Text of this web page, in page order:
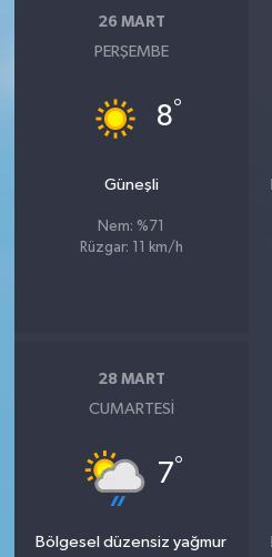
26 MART
PERŞEMBE
8°
Güneşli
Nem: %71
Rüzgar: 11 km/h
28 MART
CUMARTESI
7°
Bölgesel düzensiz yağmur